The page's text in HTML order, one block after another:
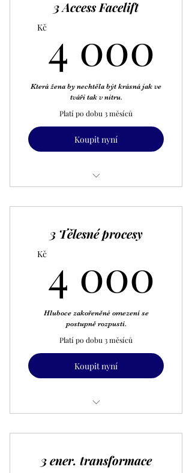
3 Access Facelift
Kč4 000
Která žena by nechtěla být krásná jak ve
tváři tak v nitru.
Platí po dobu 3 měsíců
Koupit nyní
3 Tělesné procesy
Kč4 000
Hluboce zakořeněné omezení se
postupně rozpustí.
Platí po dobu 3 měsíců
Koupit nyní
3 ener. transformace